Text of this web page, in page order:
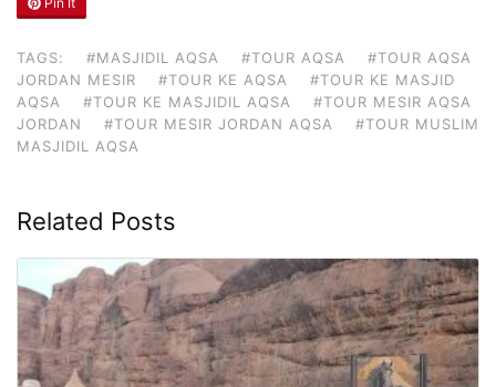
TAGS: #MASJIDIL AQSA #TOUR AQSA
#TOUR AQSA
JORDAN MESIR
#TOUR KE AQSA
#TOUR KE MASJID
AQSA
#TOUR KE MASJIDIL AQSA
#TOUR MESIR AQSA
JORDAN
#TOUR MESIR JORDAN AQSA
#TOUR MUSLIM
MASJIDIL AQSA
Related Posts